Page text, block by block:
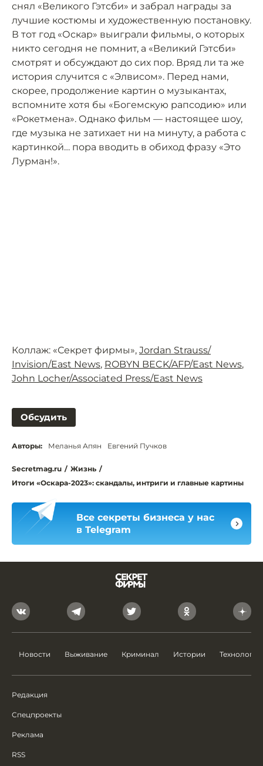
снял «Великого Гэтсби» и забрал награды за
лучшие костюмы и художественную постановку.
В тот год «Оскар» выиграли фильмы, о которых
никто сегодня не помнит, а «Великий Гэтсби»
смотрят и обсуждают до сих пор. Вряд ли та же
история случится с «Элвисом». Перед нами,
скорее, продолжение картин о музыкантах,
вспомните хотя бы «Богемскую рапсодию» или
«Рокетмена». Однако фильм — настоящее шоу,
где музыка не затихает ни на минуту, а работа с
картинкой… пора вводить в обиход фразу «Это
Лурман!».
Коллаж: «Секрет фирмы», Jordan Strauss/
Invision/East News, ROBYN BECK/AFP/East News,
John Locher/Associated Press/East News
Обсудить
Авторы: Меланья Апян Евгений Пучков
Secretmag.ru / Жизнь /
Итоги «Оскара-2023»: скандалы, интриги и главные картины
Все секреты бизнеса у нас
в Telegram
Новости Выживание Криминал Истории Технологии
Редакция
Спецпроекты
Реклама
RSS